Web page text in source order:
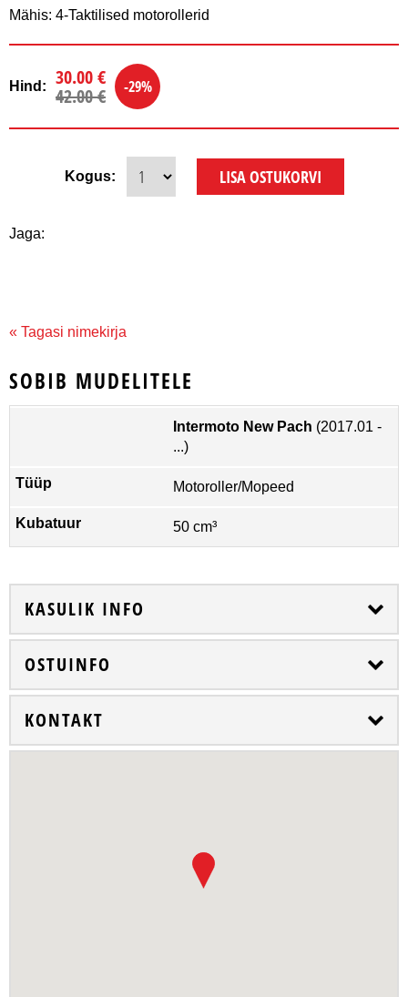
Mähis: 4-Taktilised motorollerid
Hind: 30.00 €
42.00 € -29%
Kogus:
Jaga:
« Tagasi nimekirja
SOBIB MUDELITELE
Intermoto New Pach (2017.01 -
...)
Motoroller/Mopeed
50 cm³
KASULIK INFO
OSTUINFO
KONTAKT